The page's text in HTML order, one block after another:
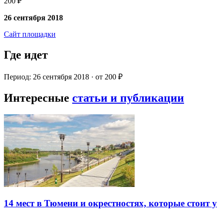
26 сентября 2018
Сайт площадки
Где идет
Период: 26 сентября 2018 · от 200 ₽
Интересные статьи и публикации
14 мест в Тюмени и окрестностях, которые стоит